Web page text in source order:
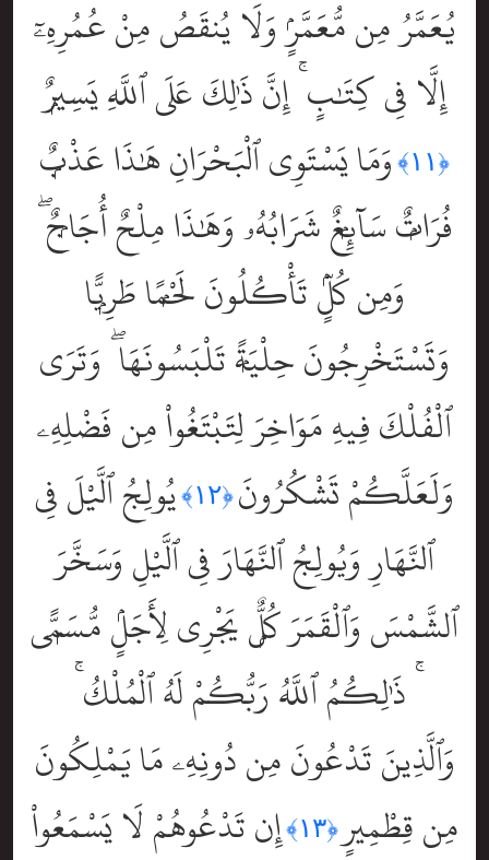
يُعَمَّرُ مِن مُّعَمَّرٍۢ وَلَا يُنقَصُ مِنْ عُمُرِهِۦٓ
إِلَّا فِى كِتَٰبٍ ۚ إِنَّ ذَٰلِكَ عَلَى ٱللَّهِ يَسِيرٌۭ
﴿١١﴾
وَمَا يَسْتَوِى ٱلْبَحْرَانِ هَٰذَا عَذْبٌۭ
فُرَاتٌۭ سَآئِغٌۭ شَرَابُهُۥ وَهَٰذَا مِلْحٌ أُجَاجٌۭ ۖ
وَمِن كُلٍّۢ تَأْكُلُونَ لَحْمًۭا طَرِيًّۭا
وَتَسْتَخْرِجُونَ حِلْيَةًۭ تَلْبَسُونَهَا ۖ وَتَرَى
ٱلْفُلْكَ فِيهِ مَوَاخِرَ لِتَبْتَغُواْ مِن فَضْلِهِۦ
وَلَعَلَّكُمْ تَشْكُرُونَ﴿١٢﴾
يُولِجُ ٱلَّيْلَ فِى
ٱلنَّهَارِ وَيُولِجُ ٱلنَّهَارَ فِى ٱلَّيْلِ وَسَخَّرَ
ٱلشَّمْسَ وَٱلْقَمَرَ كُلٌّۭ يَجْرِى لِأَجَلٍۢ مُّسَمًّۭى
ۚ ذَٰلِكُمُ ٱللَّهُ رَبُّكُمْ لَهُ ٱلْمُلْكُ ۚ
وَٱلَّذِينَ تَدْعُونَ مِن دُونِهِۦ مَا يَمْلِكُونَ
مِن قِطْمِيرٍ﴿١٣﴾
إِن تَدْعُوهُمْ لَا يَسْمَعُواْ